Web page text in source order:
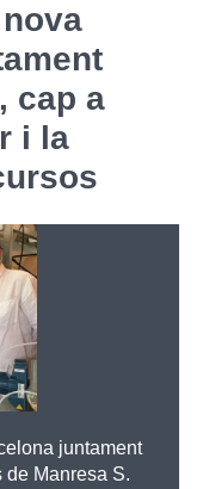
cap a
i la
juntament
Manresa S.